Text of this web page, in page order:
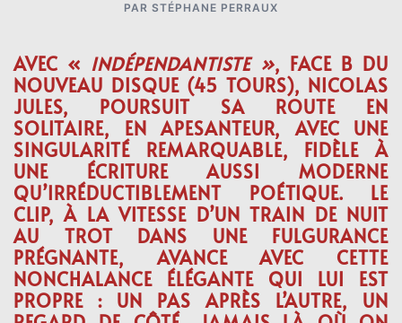
PAR STÉPHANE PERRAUX
AVEC « INDÉPENDANTISTE », FACE B DU
NOUVEAU DISQUE (45 TOURS), NICOLAS
JULES, POURSUIT SA ROUTE EN
SOLITAIRE, EN APESANTEUR, AVEC UNE
SINGULARITÉ REMARQUABLE, FIDÈLE À
UNE ÉCRITURE AUSSI MODERNE
QU’IRRÉDUCTIBLEMENT POÉTIQUE. LE
CLIP, À LA VITESSE D’UN TRAIN DE NUIT
AU TROT DANS UNE FULGURANCE
PRÉGNANTE, AVANCE AVEC CETTE
NONCHALANCE ÉLÉGANTE QUI LUI EST
PROPRE : UN PAS APRÈS L’AUTRE, UN